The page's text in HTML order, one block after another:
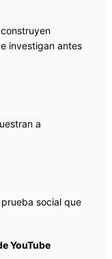
investigan antes
a
social que
YouTube